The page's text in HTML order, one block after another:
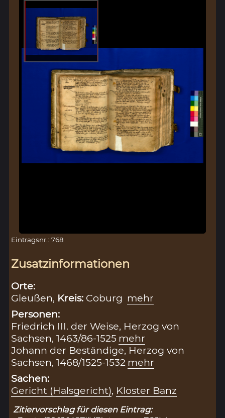
Eintragsnr.: 768
Zusatzinformationen
Orte:
Gleußen, Kreis: Coburg mehr
Personen:
Friedrich III. der Weise, Herzog von
Sachsen, 1463/86-1525 mehr
Johann der Beständige, Herzog von
Sachsen, 1468/1525-1532 mehr
Sachen:
Gericht (Halsgericht), Kloster Banz
Zitiervorschlag für diesen Eintrag: